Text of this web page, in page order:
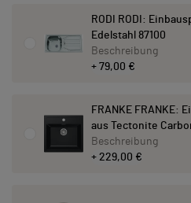
RODI RODI:
Edelstahl 87100
+ 79,00 €
Beschreibung
FRANKE FRANKE:
aus Tectonite
+ 229,00 €
Beschreibung